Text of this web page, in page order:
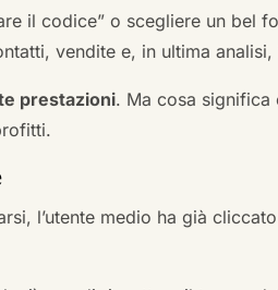
il codice” o scegliere un bel
vendite e, in ultima
prestazioni. Ma cosa significa
l’utente medio ha già